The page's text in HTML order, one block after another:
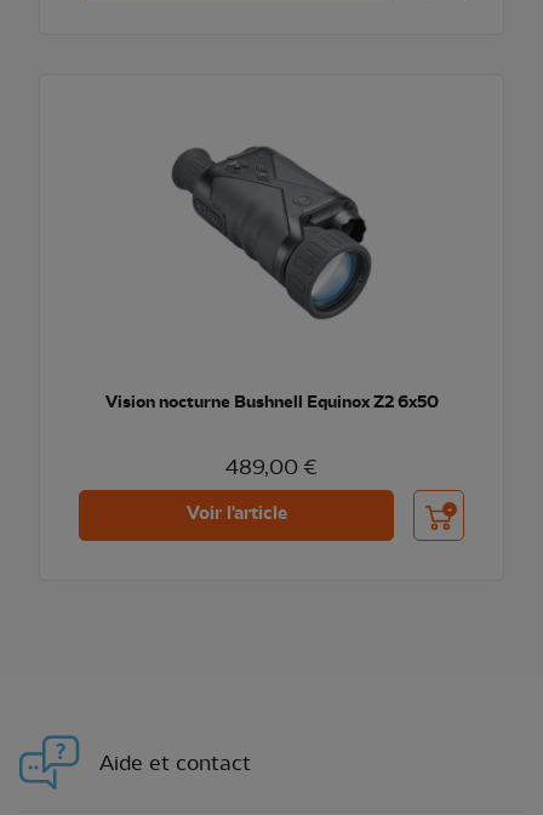
Vision nocturne Bushnell Equinox Z2 6x50
489,00 €
Voir l'article Ajouter au
Aide et contact